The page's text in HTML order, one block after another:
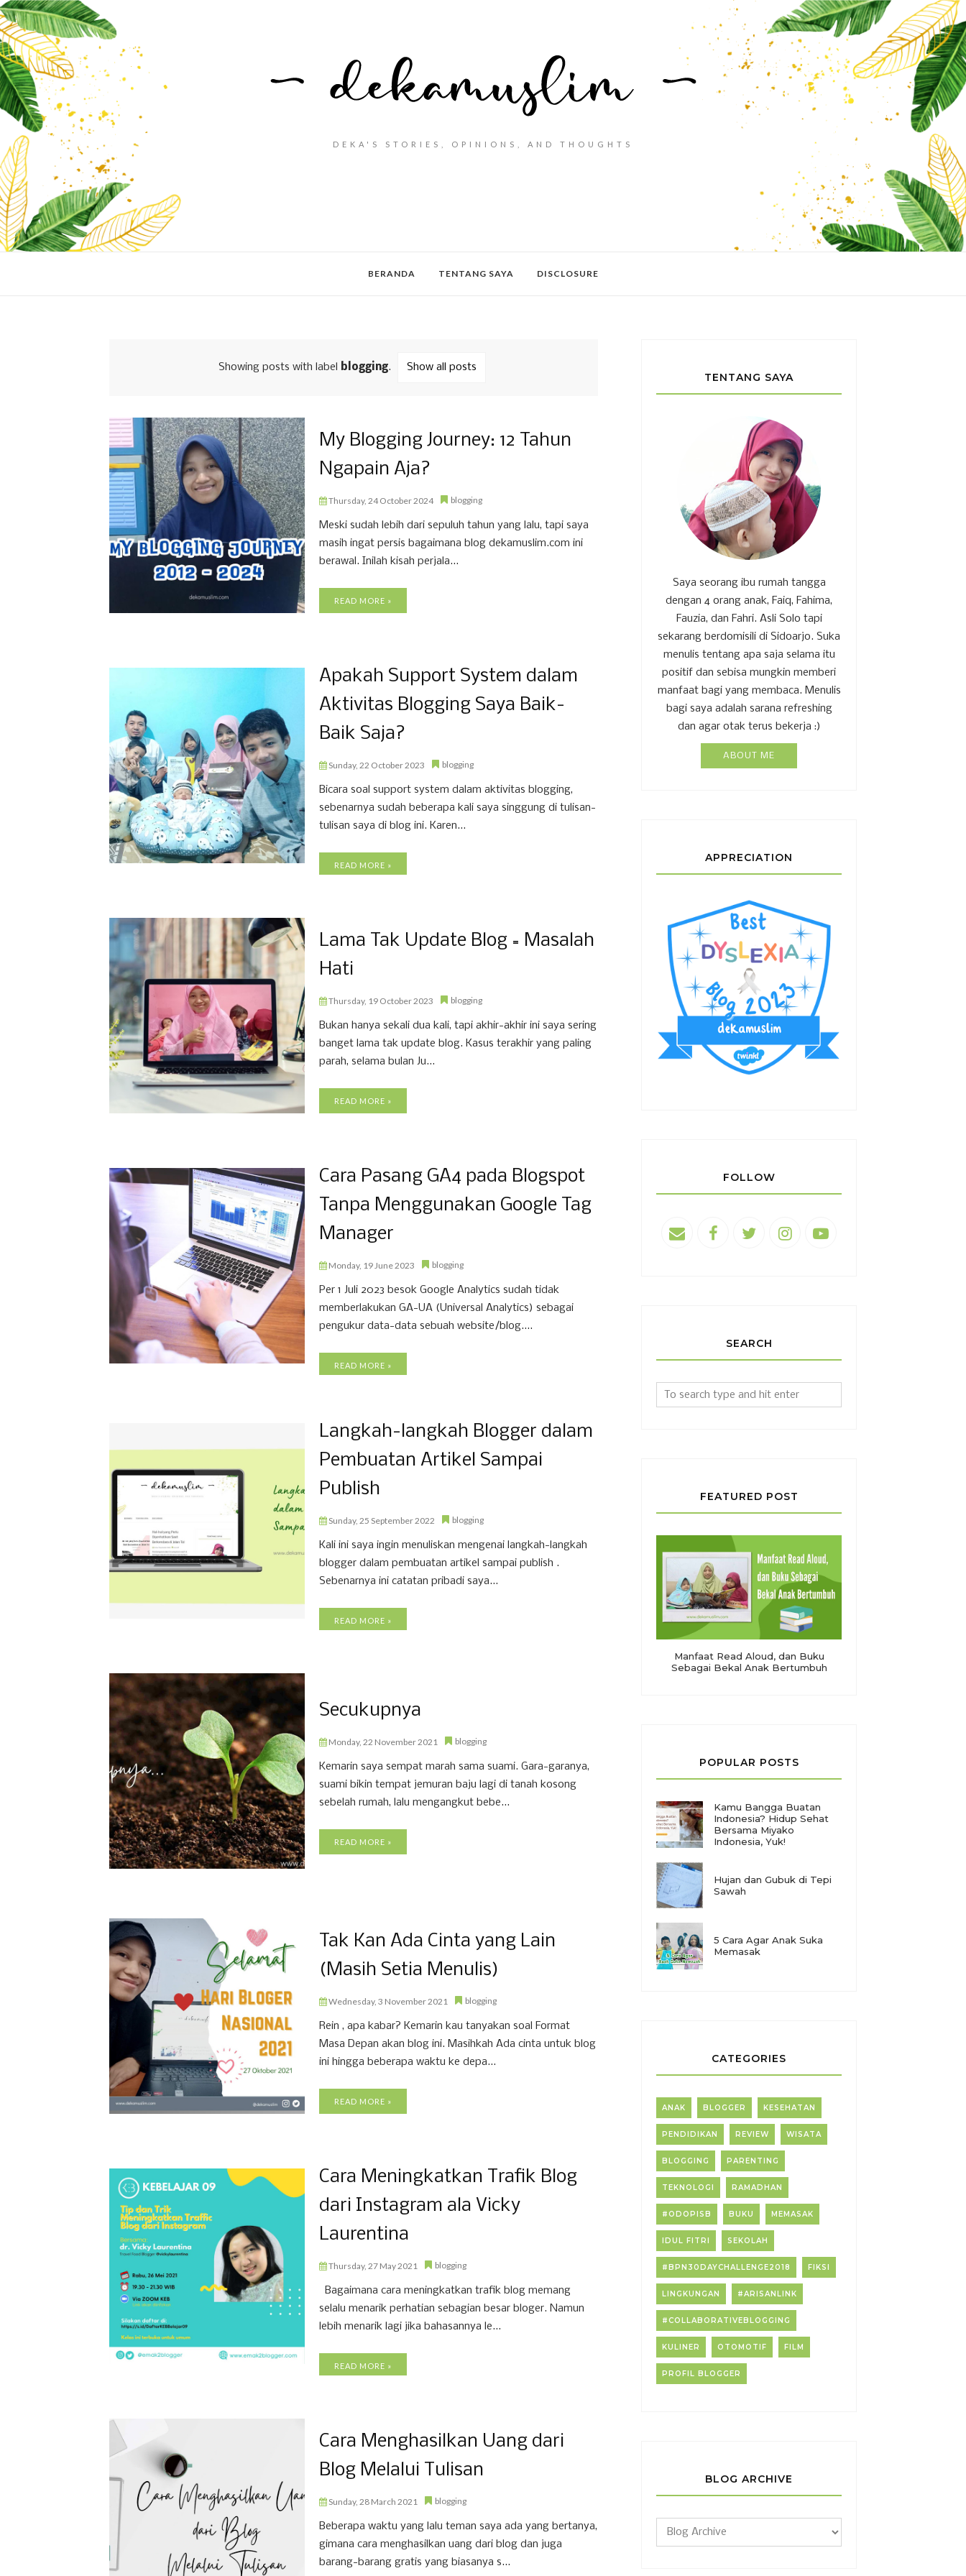
DEKA'S STORIES, OPINIONS, AND THOUGHTS
BERANDA TENTANG SAYA DISCLOSURE
Showing posts with label blogging. Show all posts
My Blogging Journey: 12 Tahun
Ngapain Aja?
Thursday, 24 October 2024 blogging
Meski sudah lebih dari sepuluh tahun yang lalu, tapi saya
masih ingat persis bagaimana blog dekamuslim.com ini
berawal. Inilah kisah perjala...
READ MORE »
Apakah Support System dalam
Aktivitas Blogging Saya Baik-
Baik Saja?
Sunday, 22 October 2023 blogging
Bicara soal support system dalam aktivitas blogging,
sebenarnya sudah beberapa kali saya singgung di tulisan-
tulisan saya di blog ini. Karen...
READ MORE »
Lama Tak Update Blog = Masalah
Hati
Thursday, 19 October 2023 blogging
Bukan hanya sekali dua kali, tapi akhir-akhir ini saya sering
banget lama tak update blog. Kasus terakhir yang paling
parah, selama bulan Ju...
READ MORE »
Cara Pasang GA4 pada Blogspot
Tanpa Menggunakan Google Tag
Manager
Monday, 19 June 2023 blogging
Per 1 Juli 2023 besok Google Analytics sudah tidak
memberlakukan GA-UA (Universal Analytics) sebagai
pengukur data-data sebuah website/blog....
READ MORE »
Langkah-langkah Blogger dalam
Pembuatan Artikel Sampai
Publish
Sunday, 25 September 2022 blogging
Kali ini saya ingin menuliskan mengenai langkah-langkah
blogger dalam pembuatan artikel sampai publish .
Sebenarnya ini catatan pribadi saya...
READ MORE »
Secukupnya
Monday, 22 November 2021 blogging
Kemarin saya sempat marah sama suami. Gara-garanya,
suami bikin tempat jemuran baju lagi di tanah kosong
sebelah rumah, lalu mengangkut bebe...
READ MORE »
Tak Kan Ada Cinta yang Lain
(Masih Setia Menulis)
Wednesday, 3 November 2021 blogging
Rein , apa kabar? Kemarin kau tanyakan soal Format
Masa Depan akan blog ini. Masihkah Ada cinta untuk blog
ini hingga beberapa waktu ke depa...
READ MORE »
Cara Meningkatkan Trafik Blog
dari Instagram ala Vicky
Laurentina
Thursday, 27 May 2021 blogging
Bagaimana cara meningkatkan trafik blog memang
selalu menarik perhatian sebagian besar bloger. Namun
lebih menarik lagi jika bahasannya le...
READ MORE »
Cara Menghasilkan Uang dari
Blog Melalui Tulisan
Sunday, 28 March 2021 blogging
Beberapa waktu yang lalu teman saya ada yang bertanya,
gimana cara menghasilkan uang dari blog dan juga
barang-barang gratis yang biasanya s...
TENTANG SAYA
Saya seorang ibu rumah tangga
dengan 4 orang anak, Faiq, Fahima,
Fauzia, dan Fahri. Asli Solo tapi
sekarang berdomisili di Sidoarjo. Suka
menulis tentang apa saja selama itu
positif dan sebisa mungkin memberi
manfaat bagi yang membaca. Menulis
bagi saya adalah sarana refreshing
dan agar otak terus bekerja :)
ABOUT ME
APPRECIATION
FOLLOW
SEARCH
FEATURED POST
Manfaat Read Aloud, dan Buku
Sebagai Bekal Anak Bertumbuh
POPULAR POSTS
Kamu Bangga Buatan
Indonesia? Hidup Sehat
Bersama Miyako
Indonesia, Yuk!
Hujan dan Gubuk di Tepi
Sawah
5 Cara Agar Anak Suka
Memasak
CATEGORIES
ANAK BLOGGER KESEHATAN
PENDIDIKAN REVIEW WISATA
BLOGGING PARENTING
TEKNOLOGI RAMADHAN
#ODOPISB BUKU MEMASAK
IDUL FITRI SEKOLAH
#BPN30DAYCHALLENGE2018 FIKSI
LINGKUNGAN #ARISANLINK
#COLLABORATIVEBLOGGING
KULINER OTOMOTIF FILM
PROFIL BLOGGER
BLOG ARCHIVE